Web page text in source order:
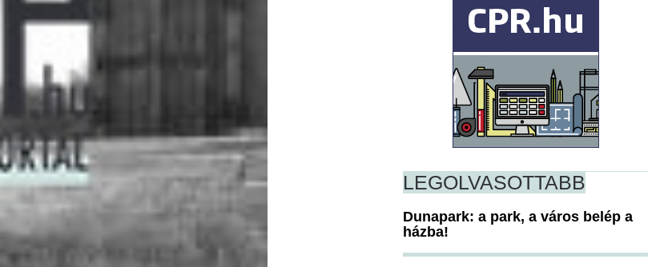
LEGOLVASOTTABB
Dunapark: a park, a város belép a
házba!